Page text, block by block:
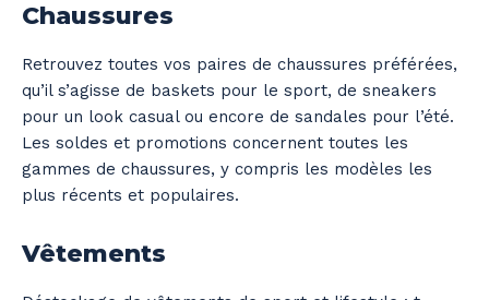
Chaussures
Retrouvez toutes vos paires de chaussures préférées,
qu’il s’agisse de baskets pour le sport, de sneakers
pour un look casual ou encore de sandales pour l’été.
Les soldes et promotions concernent toutes les
gammes de chaussures, y compris les modèles les
plus récents et populaires.
Vêtements